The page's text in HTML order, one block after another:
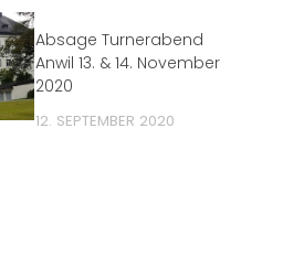
Absage Turnerabend
Anwil 13. & 14. November
2020
12. SEPTEMBER 2020